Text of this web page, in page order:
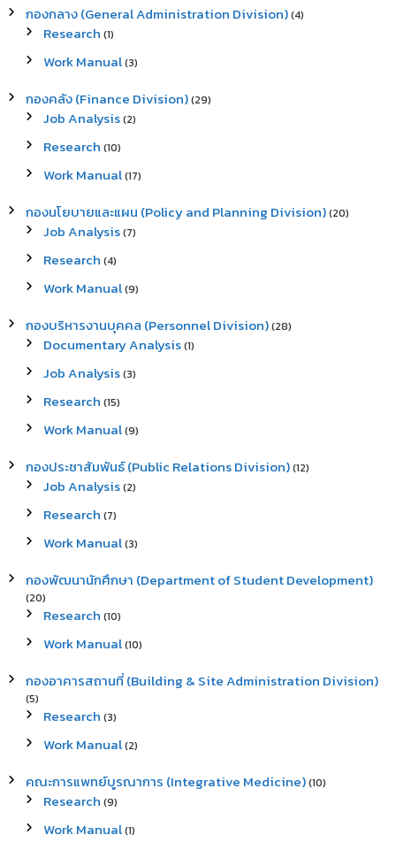
f
กองกลาง (General Administration Division)(4)
Research (1)
Work Manual(3)
กองคลัง (Finance Division)(29)
Job Analysis(2)
Research (10)
Work Manual(17)
กองนโยบายและแผน (Policy and Planning Division)(20)
Job Analysis(7)
Research (4)
Work Manual(9)
กองบริหารงานบุคคล (Personnel Division)(28)
Documentary Analysis(1)
Job Analysis(3)
Research (15)
Work Manual(9)
กองประชาสัมพันธ์ (Public Relations Division)(12)
Job Analysis(2)
Research (7)
Work Manual(3)
กองพัฒนานักศึกษา (Department of Student Development)
(20)
Research (10)
Work Manual(10)
กองอาคารสถานที่ (Building & Site Administration Division)
(5)
Research (3)
Work Manual(2)
คณะการแพทย์บูรณาการ (Integrative Medicine)(10)
Research (9)
Work Manual(1)